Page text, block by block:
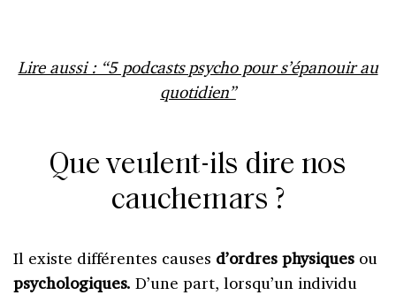
Lire aussi : “5 podcasts psycho pour s’épanouir au
quotidien”
Que veulent-ils dire nos
cauchemars ?
Il existe différentes causes d’ordres physiques ou
psychologiques.D’une part, lorsqu’un individu